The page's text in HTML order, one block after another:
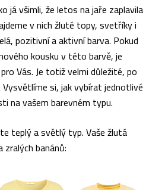
já všimli, že letos na jaře zaplavila
v nich žluté topy, svetříky i
pozitivní a aktivní barva. Pokud
kousku v této barvě, je
Vás. Je totiž velmi důležité, po
si, jak vybírat jednotlivé
na vašem barevném typu.
teplý a světlý typ. Vaše žlutá
zralých banánů: